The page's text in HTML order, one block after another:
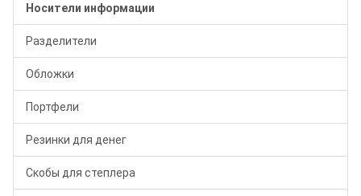
Носители информации
Разделители
Обложки
Портфели
Резинки для денег
Скобы для степлера